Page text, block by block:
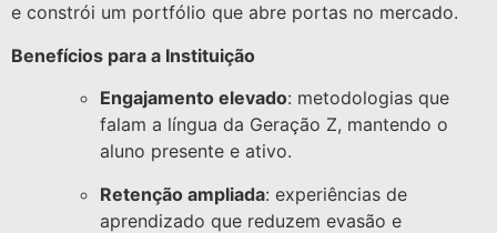
e constrói um portfólio que abre portas no mercado.
Benefícios para a Instituição
Engajamento elevado: metodologias que
falam a língua da Geração Z, mantendo o
aluno presente e ativo.
Retenção ampliada: experiências de
aprendizado que reduzem evasão e